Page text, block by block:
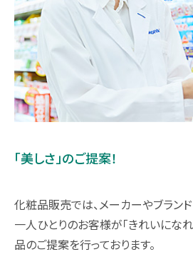
「美しさ」のご提案！
化粧品販売では、メーカーやブランド
一人ひとりのお客様が「きれいになれ
品のご提案を行っております。